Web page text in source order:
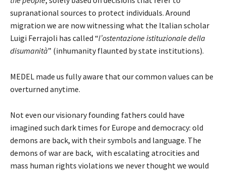
supranational sources to protect individuals. Around
migration we are now witnessing what the Italian scholar
Luigi Ferrajoli has called “l’ostentazione istituzionale della
disumanità” (inhumanity flaunted by state institutions).
MEDEL made us fully aware that our common values can be
overturned anytime.
Not even our visionary founding fathers could have
imagined such dark times for Europe and democracy: old
demons are back, with their symbols and language. The
demons of war are back, with escalating atrocities and
mass human rights violations we never thought we would